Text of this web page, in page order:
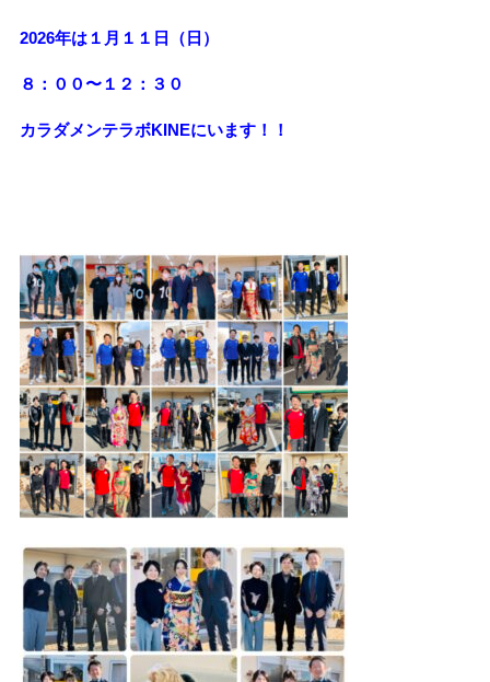
2026年は１月１１日（日）
８：００〜１２：３０
カラダメンテラボKINEにいます！！